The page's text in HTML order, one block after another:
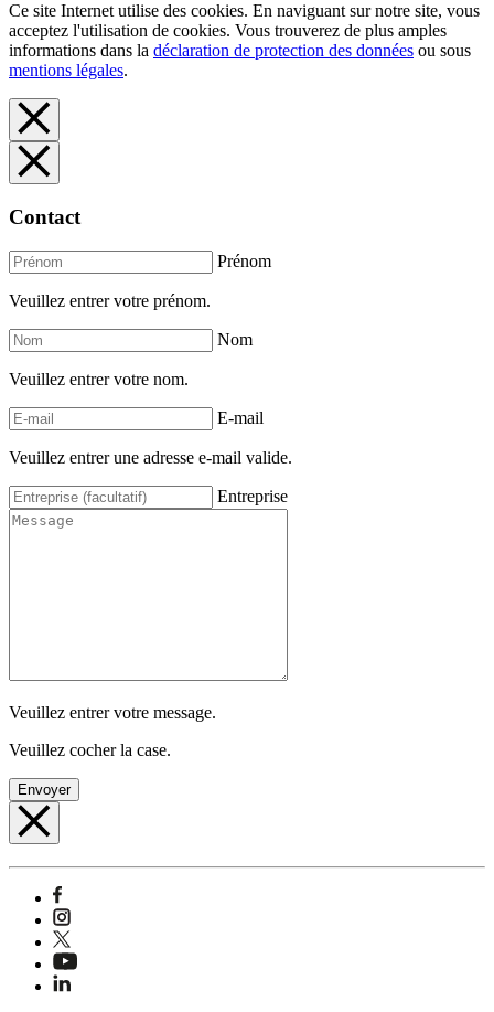
Ce site Internet utilise des cookies. En naviguant sur notre site, vous
acceptez l'utilisation de cookies. Vous trouverez de plus amples
informations dans la déclaration de protection des données ou sous
mentions légales.
Contact
Prénom
Veuillez entrer votre prénom.
Nom
Veuillez entrer votre nom.
E-mail
Veuillez entrer une adresse e-mail valide.
Entreprise
Veuillez entrer votre message.
Veuillez cocher la case.
Envoyer